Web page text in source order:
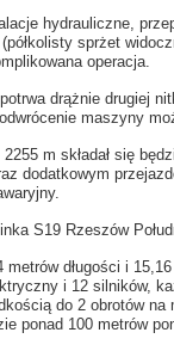
hydrauliczne,
ółkolisty sprżet
operacja.
drążnie drugiej
maszyny
2255 m składał się
dodatkowym
S19 Rzeszów
metrów długości i
i 12 silników,
do 2 obrotów na
ponad 100 metrów